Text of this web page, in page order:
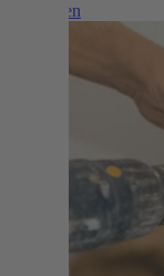
Weiterlesen